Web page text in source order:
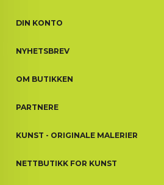
DIN KONTO
NYHETSBREV
OM BUTIKKEN
PARTNERE
KUNST - ORIGINALE MALERIER
NETTBUTIKK FOR KUNST